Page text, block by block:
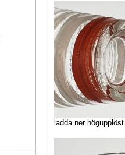
ladda ner högupplöst